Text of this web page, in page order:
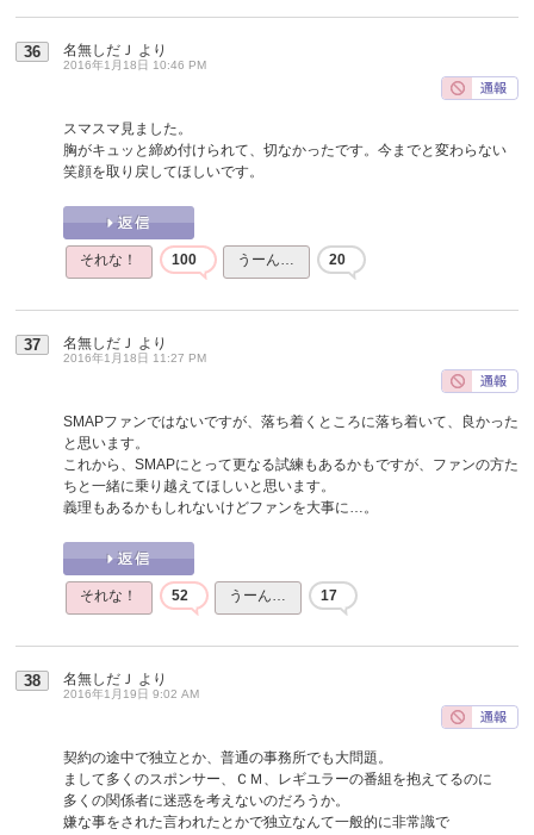
36 名無しだＪ より
2016年1月18日 10:46 PM
スマスマ見ました。
胸がキュッと締め付けられて、切なかったです。今までと変わらない
笑顔を取り戻してほしいです。
それな！ 100 うーん… 20
37 名無しだＪ より
2016年1月18日 11:27 PM
SMAPファンではないですが、落ち着くところに落ち着いて、良かった
と思います。
これから、SMAPにとって更なる試練もあるかもですが、ファンの方た
ちと一緒に乗り越えてほしいと思います。
義理もあるかもしれないけどファンを大事に…。
それな！ 52 うーん… 17
38 名無しだＪ より
2016年1月19日 9:02 AM
契約の途中で独立とか、普通の事務所でも大問題。
まして多くのスポンサー、ＣＭ、レギユラーの番組を抱えてるのに
多くの関係者に迷惑を考えないのだろうか。
嫌な事をされた言われたとかで独立なんて一般的に非常識で